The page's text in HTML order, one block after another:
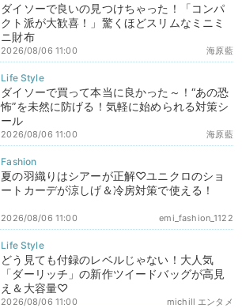
ダイソーで良いの見つけちゃった！「コンパ
クト派が大歓喜！」驚くほどスリムなミニミ
ニ財布
海原藍
2026/08/06 11:00
ダイソーで買って本当に良かった～！“あの恐
怖”を未然に防げる！気軽に始められる対策シ
ール
海原藍
2026/08/06 11:00
夏の羽織りはシアーが正解♡ユニクロのショ
ートカーデが涼しげ＆冷房対策で使える！
emi_fashion_1122
2026/08/06 11:00
どう見ても付録のレベルじゃない！大人気
「ダーリッチ」の新作ツイードバッグが高見
え＆大容量♡
michill エンタメ
2026/08/06 11:00